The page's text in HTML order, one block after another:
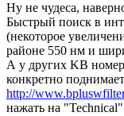
Ну не чудеса,
Быстрый поиск в
(некоторое
районе 550 нм и
А у других KB
конкретно
http://
нажать на "Technical"